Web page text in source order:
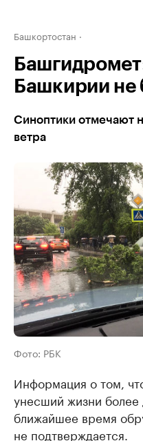
Башкортостан
Башкирии не
Синоптики отмечают
ветра
Фото: РБК
Информация о том,
унесший жизни более
ближайшее время
не подтверждается.